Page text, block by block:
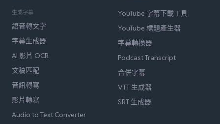
生成字幕
語音轉文字
字幕生成器
AI 影片 OCR
文稿匹配
音訊轉寫
影片轉寫
Audio to Text Converter
YouTube 字幕下載工具
YouTube 標題產生器
字幕轉換器
Podcast Transcript
合併字幕
VTT 生成器
SRT 生成器